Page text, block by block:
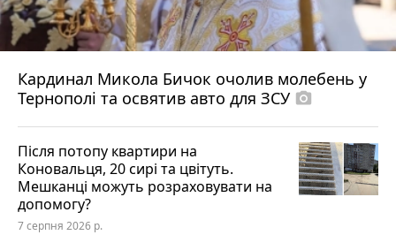
Кардинал Микола Бичок очолив молебень у
Тернополі та освятив авто для ЗСУ photo_camera
Після потопу квартири на
Коновальця, 20 сирі та цвітуть.
Мешканці можуть розраховувати на
допомогу?
7 серпня 2026 р.